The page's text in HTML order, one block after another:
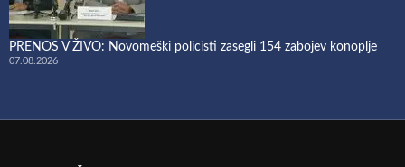
PRENOS V ŽIVO: Novomeški policisti zasegli 154 zabojev konoplje
07.08.2026